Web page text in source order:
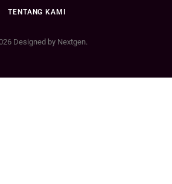
TENTANG KAMI
Designed by Nextgen.